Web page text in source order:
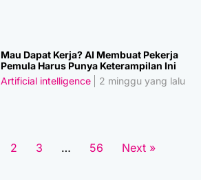
Mau Dapat Kerja? AI Membuat Pekerja
Pemula Harus Punya Keterampilan Ini
Artificial intelligence
2 minggu yang lalu
2 3 … 56 Next »